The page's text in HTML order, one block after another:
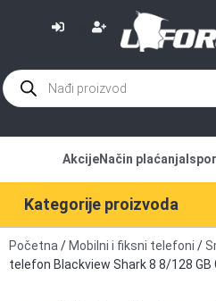
Kategorije proizvoda
AkcijeNačin plaćanja
Početna / Mobilni i fiksni telefoni /
telefon Blackview Shark 8 8/128 GB